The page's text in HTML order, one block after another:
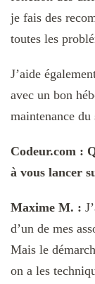
je fais des
toutes les
J’aide
avec un bon
maintenance du
Codeur.com :
à vous lancer
Maxime M. :
d’un de mes
Mais le
on a les